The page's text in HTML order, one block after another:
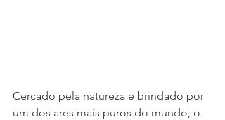
Cercado pela natureza e brindado por
um dos ares mais puros do mundo, o